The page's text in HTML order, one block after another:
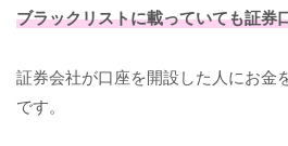
ブラックリストに載っていても証券
証券会社が口座を開設した人にお金
です。